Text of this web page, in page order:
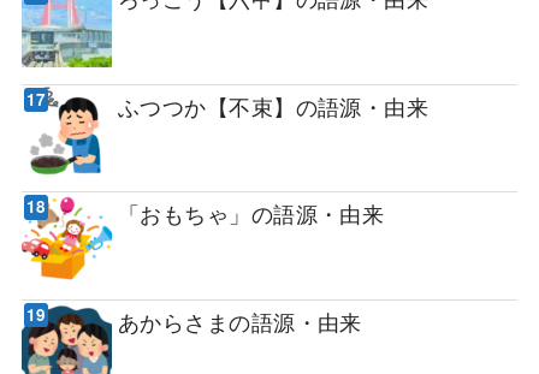
ふつつか【不束】の語源・由来
「おもちゃ」の語源・由来
あからさまの語源・由来